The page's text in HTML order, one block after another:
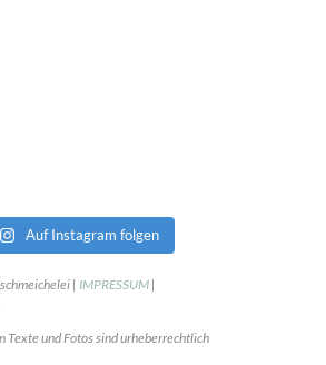
Auf Instagram folgen
| IMPRESSUM |
Texte und Fotos sind urheberrechtlich